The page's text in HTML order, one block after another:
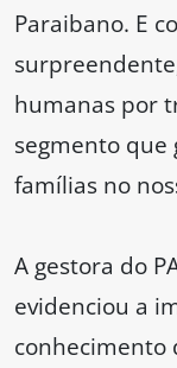
Paraibano. E
humanas por
segmento que
famílias no
A gestora do
evidenciou a
conhecimento